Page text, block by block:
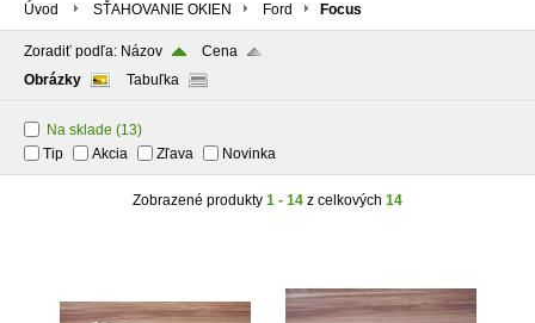
Úvod SŤAHOVANIE OKIEN Ford Focus
Zoradiť podľa: Názov
Cena
Obrázky
Tabuľka
Na sklade (13)
Tip
Akcia Zľava Novinka
Zobrazené produkty 1 - 14 z celkových 14